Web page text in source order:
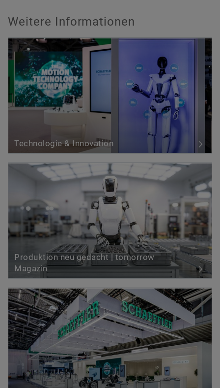
Weitere Informationen
Technologie & Innovation
Produktion neu gedacht | tomorrow
Magazin